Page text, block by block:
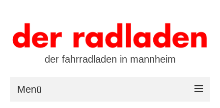
der fahrradladen in mannheim
Menü